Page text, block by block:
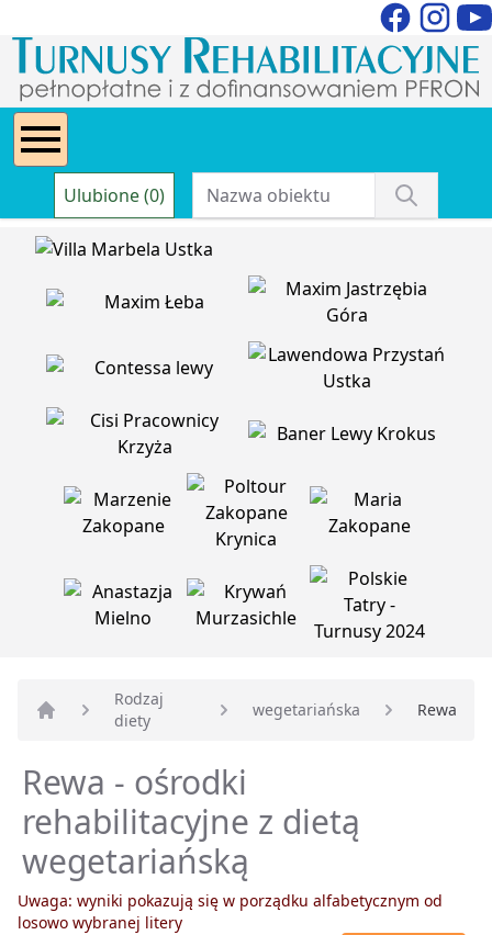
Ulubione (0)
Strona główna
Rodzaj
diety
wegetariańska Rewa
Rewa - ośrodki
rehabilitacyjne z dietą
wegetariańską
Uwaga: wyniki pokazują się w porządku alfabetycznym od
losowo wybranej litery